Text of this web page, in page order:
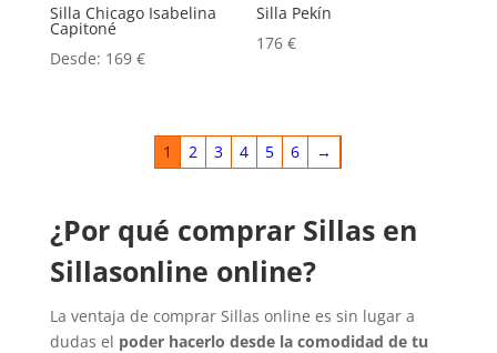
Silla Chicago Isabelina
Capitoné
Desde: 169 €
Silla Pekín
176€
1 2 3 4 5 6 →
¿Por qué comprar Sillas en
Sillasonline online?
La ventaja de comprar Sillas online es sin lugar a
dudas el poder hacerlo desde la comodidad de tu